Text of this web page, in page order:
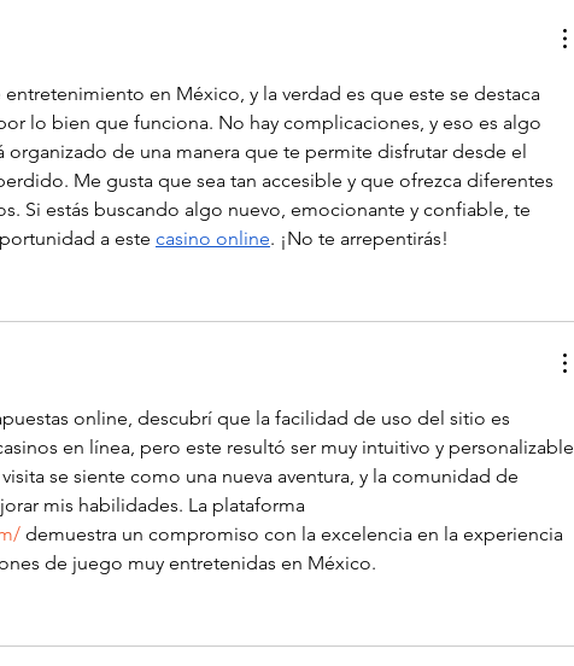
en México, y la verdad es que este se destaca
lo bien que funciona. No hay complicaciones, y eso es algo
de una manera que te permite disfrutar desde el
Me gusta que sea tan accesible y que ofrezca diferentes
Si estás buscando algo nuevo, emocionante y confiable, te
a este casino online. ¡No te arrepentirás!
online, descubrí que la facilidad de uso del sitio es
en línea, pero este resultó ser muy intuitivo y personalizable
se siente como una nueva aventura, y la comunidad de
mis habilidades. La plataforma
demuestra un compromiso con la excelencia en la experiencia
de juego muy entretenidas en México.